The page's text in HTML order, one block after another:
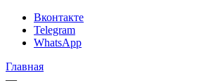
Вконтакте
Telegram
WhatsApp
Главная
—